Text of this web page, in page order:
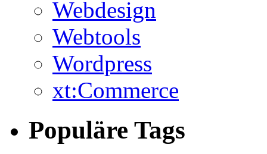
Webdesign
Webtools
Wordpress
xt:Commerce
Populäre Tags